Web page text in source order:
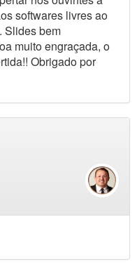
softwares livres ao
Slides bem
muito engraçada, o
Obrigado por